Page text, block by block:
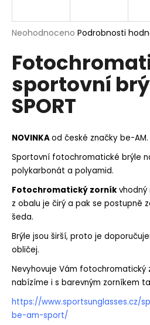
Průměrné
produktu
je
z
5
hvězdiček.
Neohodnoceno Podrobnosti
sportovní
SPORT
NOVINKAod české značky be-AM.
Sportovní fotochromatické brýle
polykarbonát a polyamid.
Fotochromatický zorníkvhodný
z obalu je čirý a pak se postupně
šeda.
Brýle jsou širší, proto je
obličej.
Nevyhovuje Vám fotochromatický
nabízíme i s barevným zorníkem
https://www.sportsunglasses.cz/
be-am-sport/
j
t
?
HLEDAT
D
o
p
r
u
č
u
j
e
m